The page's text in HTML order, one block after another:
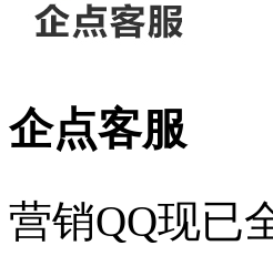
企点客服
营销QQ现已